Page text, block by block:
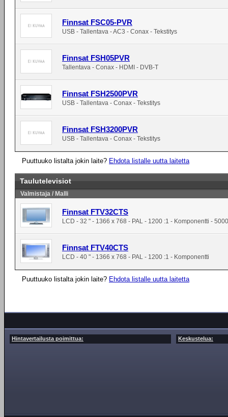
Finnsat FSC05-PVR
USB - Tallentava - AC3 - Conax - Tekstitys
Finnsat FSH05PVR
Tallentava - Conax - HDMI - DVB-T
Finnsat FSH2500PVR
USB - Tallentava - Conax - Tekstitys
Finnsat FSH3200PVR
USB - Tallentava - Conax - Tekstitys
Puuttuuko listalta jokin laite? Ehdota listalle uutta laitetta
Taulutelevisiot
Valmistaja / Malli
Finnsat FTV32CTS
LCD - 32 " - 1366 x 768 - PAL - 1200 :1 - Komponentti -
Finnsat FTV40CTS
LCD - 40 " - 1366 x 768 - PAL - 1200 :1 - Komponentti
Puuttuuko listalta jokin laite? Ehdota listalle uutta laitetta
Hintavertailusta poimittua: Keskustelua: